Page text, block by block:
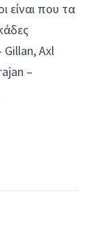
είναι που τα
Axl
–